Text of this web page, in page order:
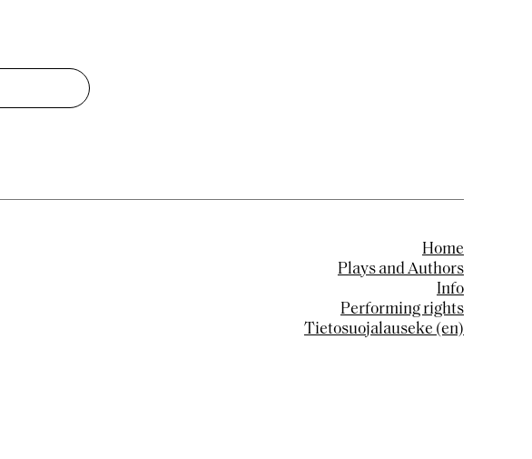
Home
Plays and Authors
Info
Performing rights
Tietosuojalauseke (en)